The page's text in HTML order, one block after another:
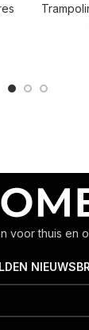
voor thuis en